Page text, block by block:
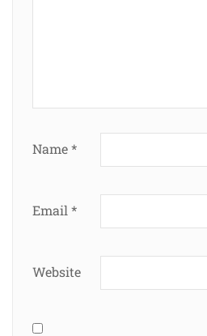
Name*
Email *
Website